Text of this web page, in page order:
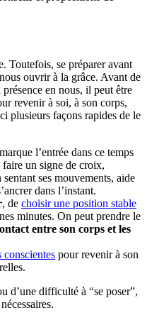
Toutefois, se préparer avant
ouvrir à la grâce. Avant de
en nous, il peut être
revenir à soi, à son corps,
plusieurs façons rapides de le
l’entrée dans ce temps
un signe de croix,
sentant ses mouvements, aide
dans l’instant.
, de choisir une position stable
minutes. On peut prendre le
entre son corps et les
pour revenir à son
d’une difficulté à “se poser”,